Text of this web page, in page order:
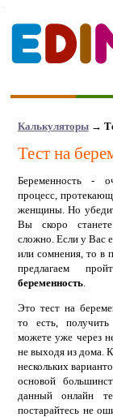
Калькуляторы→
Тест на
Беременность -
процесс,
женщины. Но
Вы скоро
сложно. Если у Вас
или сомнения, то
предлагаем
беременность.
Это тест на
то есть,
можете уже через
не выходя из дома.
нескольких
основой
данный онлайн
постарайтесь не